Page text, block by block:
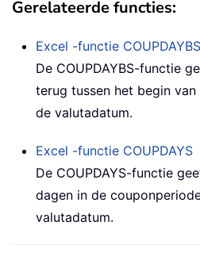
Gerelateerde functies:
Excel -functie COUPDAYBS
De COUPDAYBS-functie
terug tussen het begin
de valutadatum.
Excel -functie COUPDAYS
De COUPDAYS-functie
dagen in de
valutadatum.